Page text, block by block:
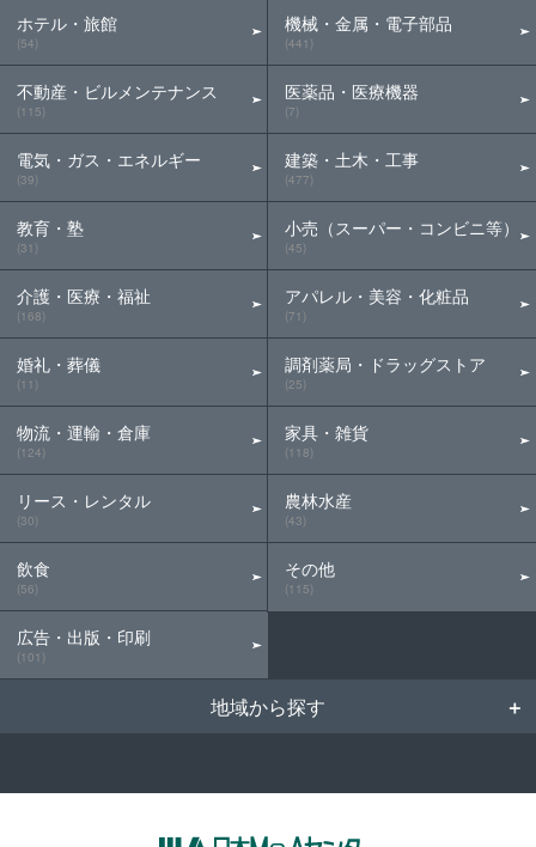
ホテル・旅館
(54)
不動産・ビルメンテナンス
(115)
電気・ガス・エネルギー
(39)
教育・塾
(31)
介護・医療・福祉
(168)
婚礼・葬儀
(11)
物流・運輸・倉庫
(124)
リース・レンタル
(30)
飲食
(56)
広告・出版・印刷
(101)
機械・金属・電子部品
(441)
医薬品・医療機器
(7)
建築・土木・工事
(477)
小売（スーパー・コンビニ等）
(45)
アパレル・美容・化粧品
(71)
調剤薬局・ドラッグストア
(25)
家具・雑貨
(118)
農林水産
(43)
その他
(115)
地域から探す